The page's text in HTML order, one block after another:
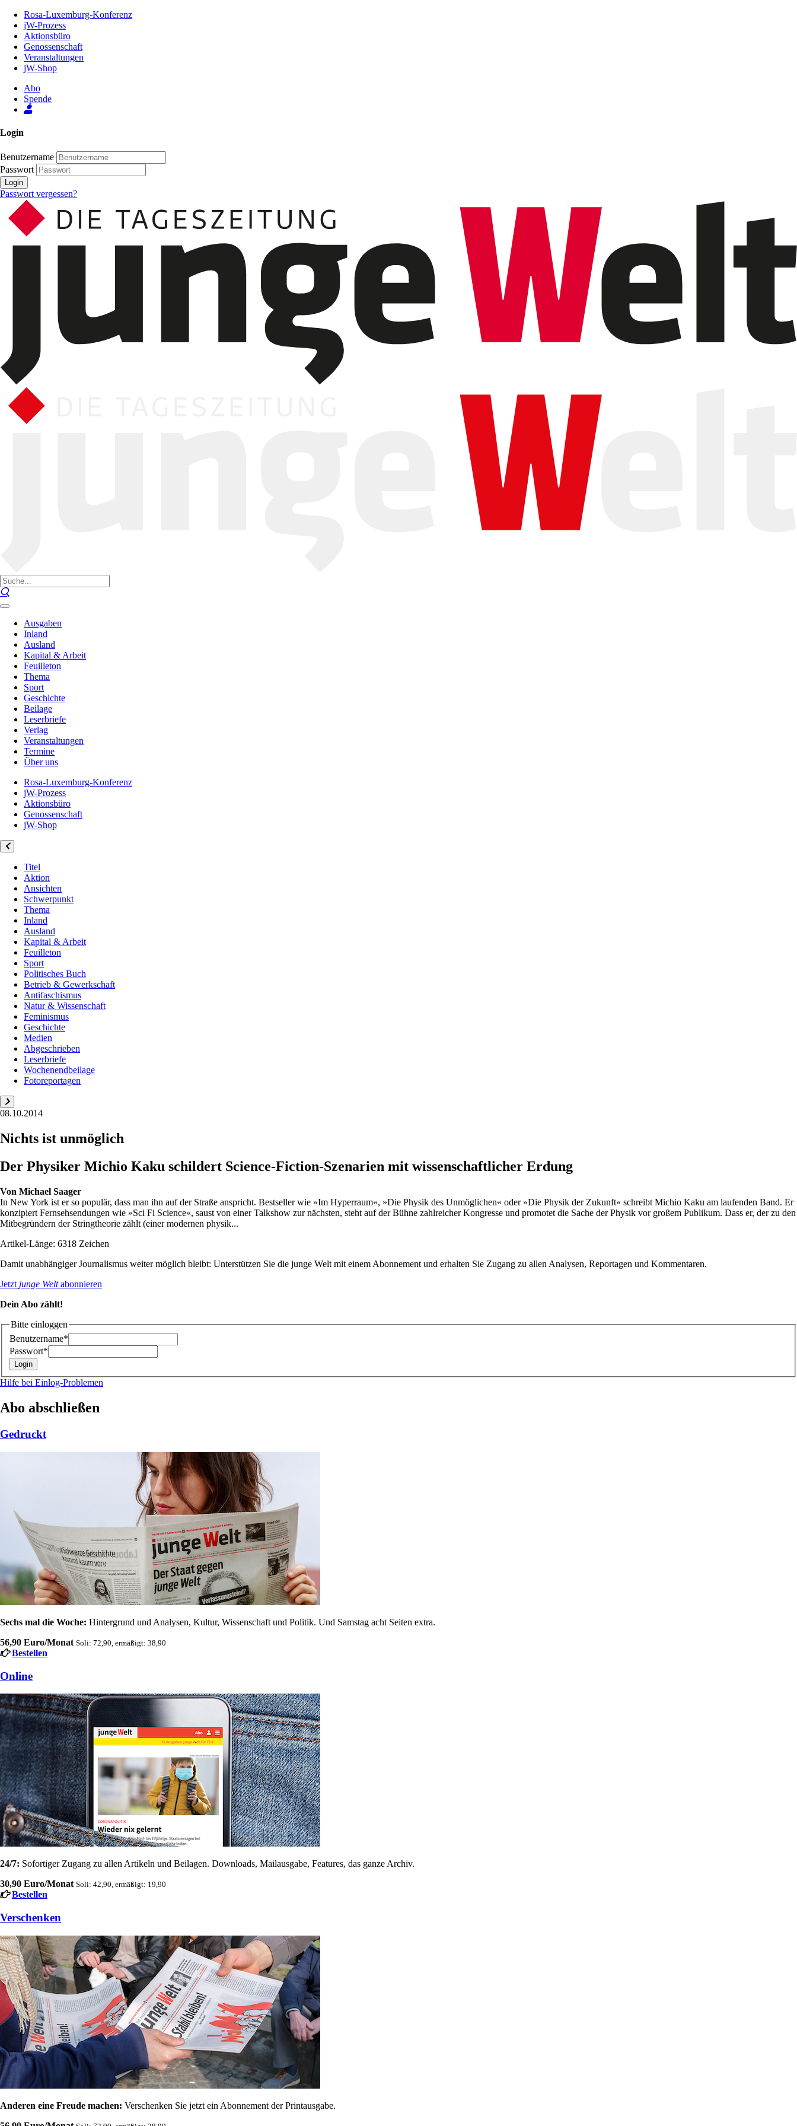
Inhalt
Seite
Rosa-Luxemburg-Konferenz
jW-Prozess
Aktionsbüro
Genossenschaft
Veranstaltungen
jW-Shop
Abo
Spende
Login
Benutzername
Passwort
Login
Passwort vergessen?
Ausgaben
Inland
Ausland
Kapital & Arbeit
Feuilleton
Thema
Sport
Geschichte
Beilage
Leserbriefe
Verlag
Veranstaltungen
Termine
Über uns
Rosa-Luxemburg-Konferenz
jW-Prozess
Aktionsbüro
Genossenschaft
jW-Shop
Titel
Aktion
Ansichten
Schwerpunkt
Thema
Inland
Ausland
Kapital & Arbeit
Feuilleton
Sport
Politisches Buch
Betrieb & Gewerkschaft
Antifaschismus
Natur & Wissenschaft
Feminismus
Geschichte
Medien
Abgeschrieben
Leserbriefe
Wochenendbeilage
Fotoreportagen
08.10.2014
Nichts ist unmöglich
Der Physiker Michio Kaku schildert Science-Fiction-Szenarien mit wissenschaftlicher Erdung
Von Michael Saager
In New York ist er so populär, dass man ihn auf der Straße anspricht. Bestseller wie »Im Hyperraum«, »Die Physik des Unmöglichen« oder »Die Physik der Zukunft« schreibt Michio Kaku am laufenden Band. Er
konzipiert Fernsehsendungen wie »­Sci Fi Science«, saust von einer Talkshow zur nächsten, steht auf der Bühne zahlreicher Kongresse und promotet die Sache der Physik vor großem Publikum. Dass er, der zu den
Mitbegründern der Stringtheorie zählt (einer modernen physik...
Artikel-Länge: 6318 Zeichen
Damit unabhängiger Journalismus weiter möglich bleibt: Unterstützen Sie die junge Welt mit einem Abonnement und erhalten Sie Zugang zu allen Analysen, Reportagen und Kommentaren.
Jetzt junge Weltabonnieren
Dein Abo zählt!
Bitte einloggen
Benutzername*
Passwort*
Hilfe bei Einlog-Problemen
Abo abschließen
Gedruckt
Sechs mal die Woche: Hintergrund und Analysen, Kultur, Wissenschaft und Politik. Und Samstag acht Seiten extra.
56,90 Euro/Monat Soli: 72,90, ermäßigt: 38,90
Bestellen
Online
24/7: Sofortiger Zugang zu allen Artikeln und Beilagen. Downloads, Mailausgabe, Features, das ganze Archiv.
30,90 Euro/Monat Soli: 42,90, ermäßigt: 19,90
Bestellen
Verschenken
Anderen eine Freude machen: Verschenken Sie jetzt ein Abonnement der Printausgabe.